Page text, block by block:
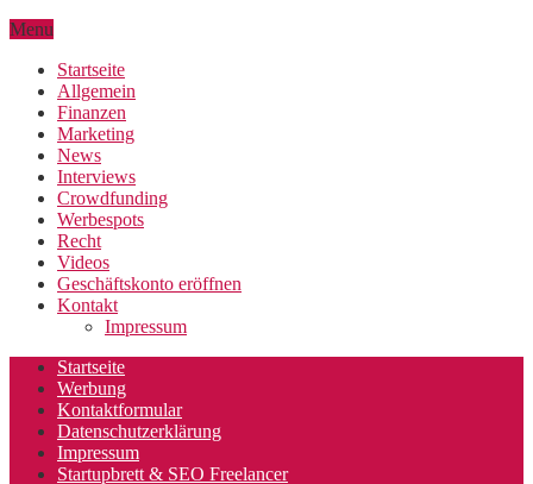
Menu
Startseite
Allgemein
Finanzen
Marketing
News
Interviews
Crowdfunding
Werbespots
Recht
Videos
Geschäftskonto eröffnen
Kontakt
Impressum
Startseite
Werbung
Kontaktformular
Datenschutzerklärung
Impressum
Startupbrett & SEO Freelancer